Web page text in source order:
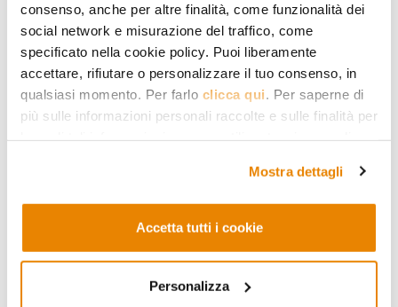
consenso, anche per altre finalità, come funzionalità dei
social network e misurazione del traffico, come
specificato nella cookie policy. Puoi liberamente
accettare, rifiutare o personalizzare il tuo consenso, in
qualsiasi momento. Per farlo clicca qui . Per saperne di
più sulle informazioni personali raccolte e sulle finalità per
Mostra dettagli
Accetta tutti i cookie
Personalizza
Les musulmans et le libre arbitre
La nature de l’acte humain est depuis toujours au cœur
de la réflexion théologique islamique. Le Coran en effet
semble soutenir simultanément la toute-puissance de
Dieu et la responsabilité de l’homme